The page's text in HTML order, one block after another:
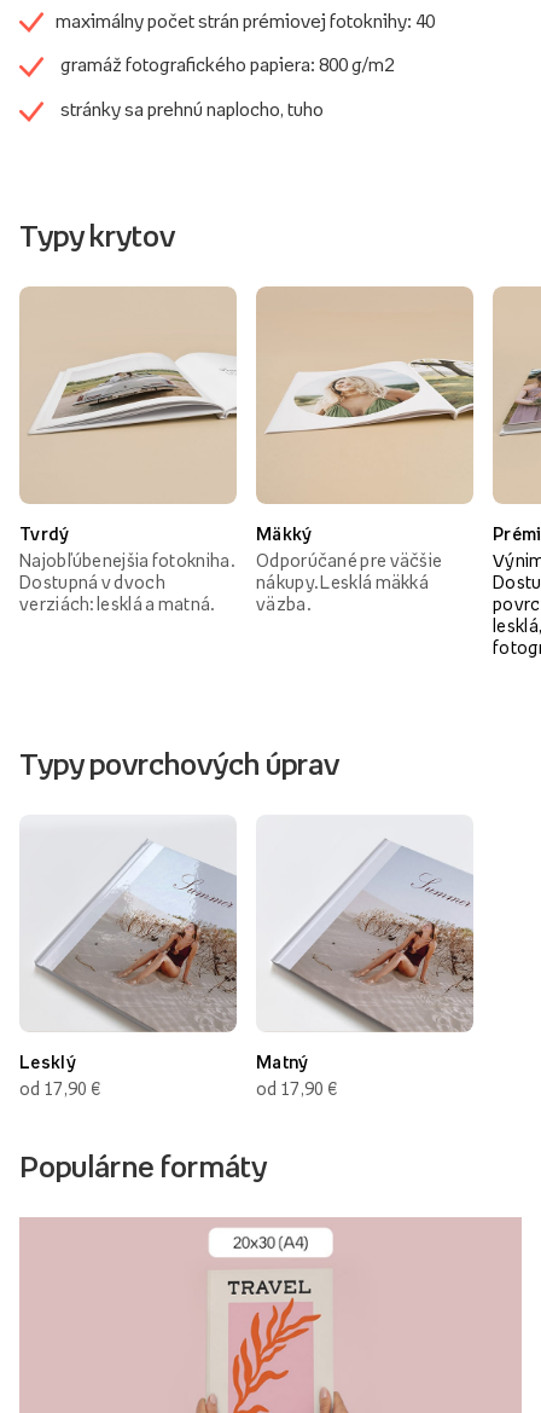
maximálny počet strán prémiovej fotoknihy: 40
gramáž fotografického papiera: 800 g/m2
stránky sa prehnú naplocho, tuho
Typy krytov
Tvrdý
Najobľúbenejšia fotokniha.
Dostupná v dvoch
verziách: lesklá a matná.
Mäkký
Odporúčané pre väčšie
nákupy. Lesklá mäkká
väzba.
Typy povrchových úprav
Lesklý
od 17,90 €
Matný
od 17,90 €
Populárne formáty